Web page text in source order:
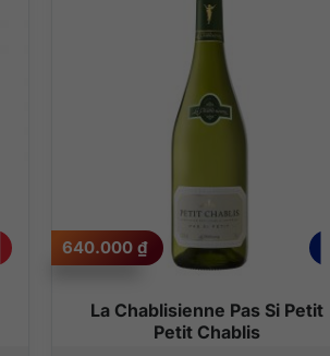
La Chablisienne Pas Si Petit
Petit Chablis
640.000 ₫